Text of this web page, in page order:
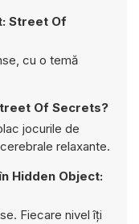
Street Of
cu o temă
Of Secrets?
jocurile de
relaxante.
Hidden Object:
Fiecare nivel îți